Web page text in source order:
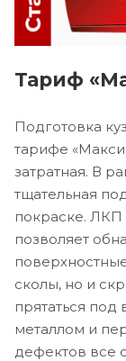
Тариф
Подготовка
тарифе
затратная. В
тщательная
покраске. ЛКП
позволяет
сколы, но и
прятаться
металлом и
дефектов все